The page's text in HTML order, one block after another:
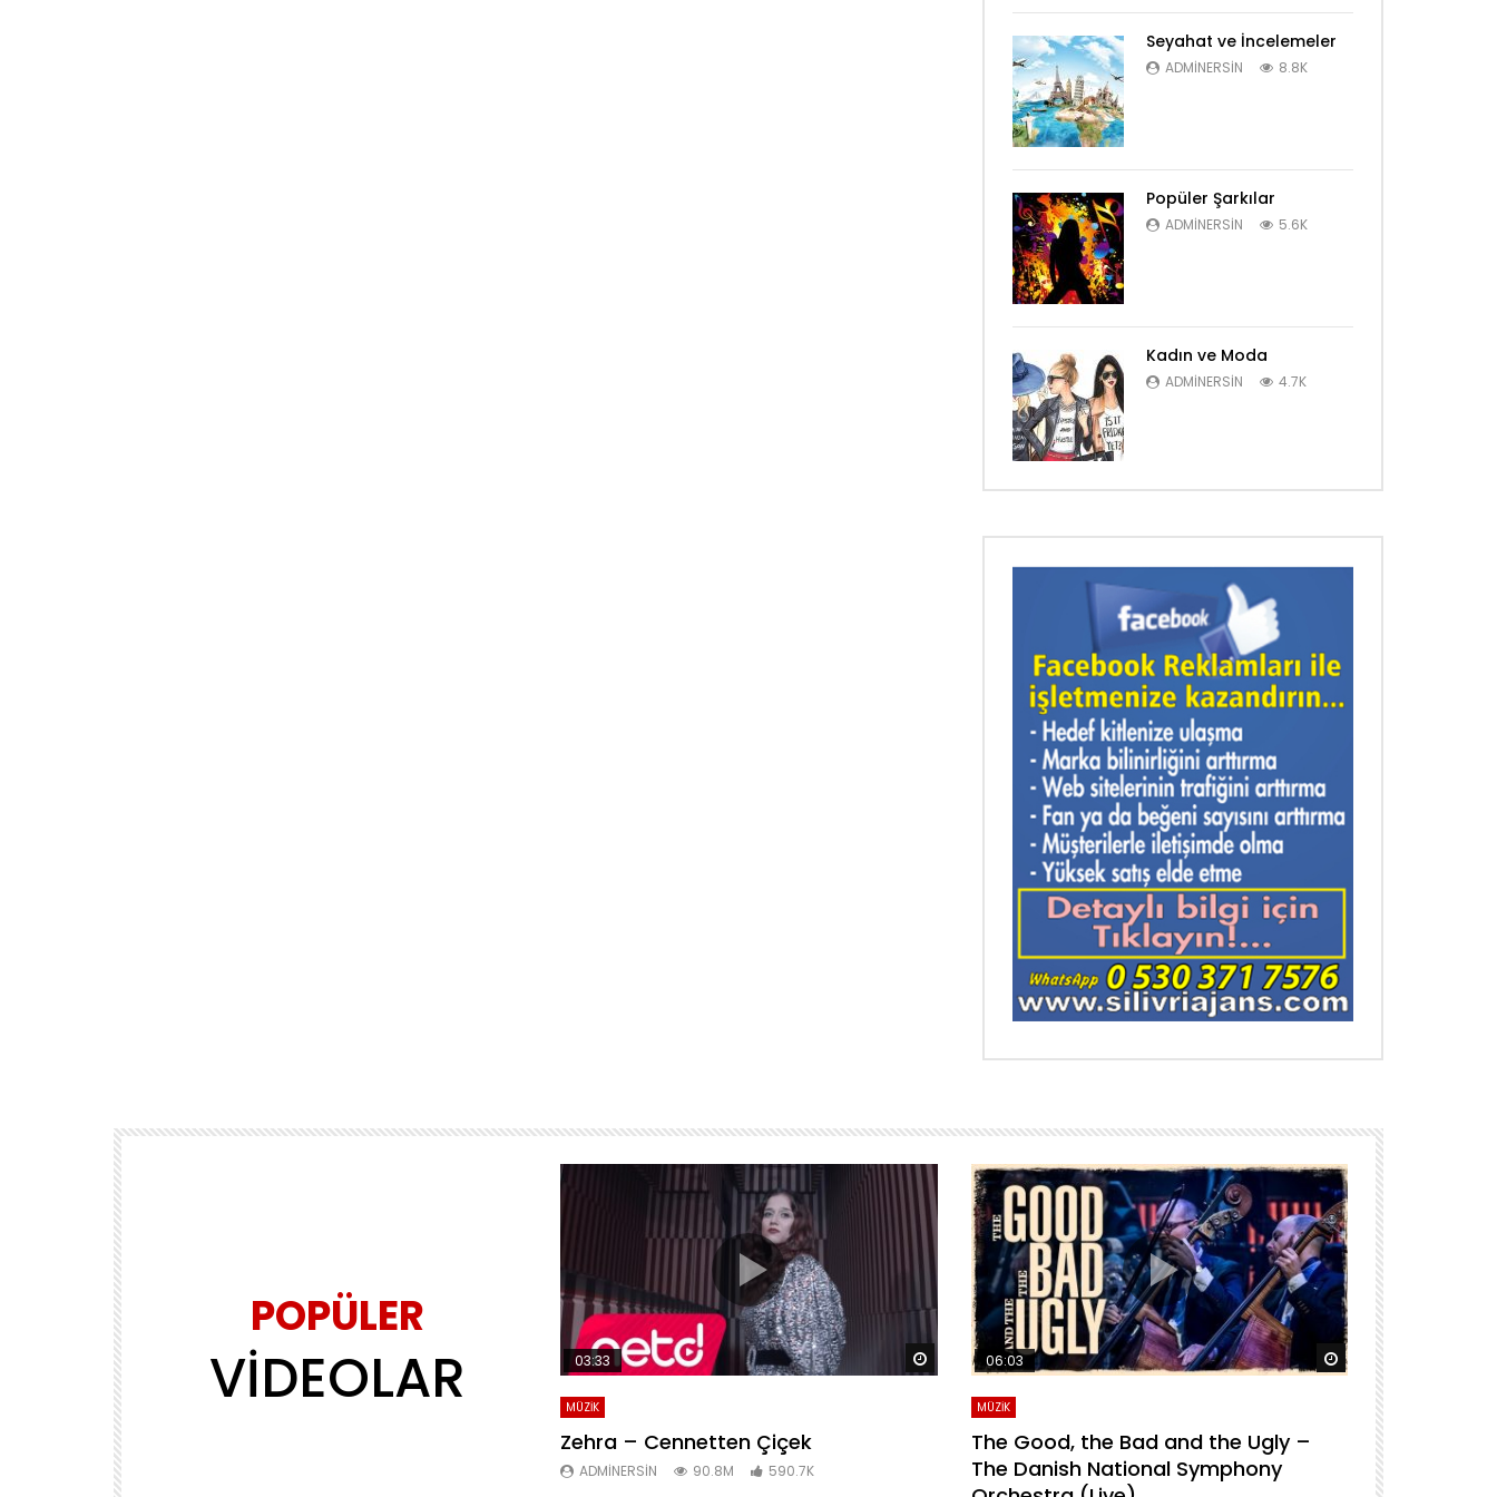
Seyahat ve İncelemeler
ADMINERSIN 8.8K
Popüler Şarkılar
ADMINERSIN 5.6K
Kadın ve Moda
ADMINERSIN 4.7K
POPÜLER
VİDEOLAR
Daha sonra izle Daha sonra izle Daha sonra izle
03:33
MÜZİK
Zehra – Cennetten Çiçek
ADMINERSIN 90.8M 590.7K
Daha sonra izle
06:03
MÜZİK
The Good, the Bad and the Ugly –
The Danish National Symphony
For A Few
National